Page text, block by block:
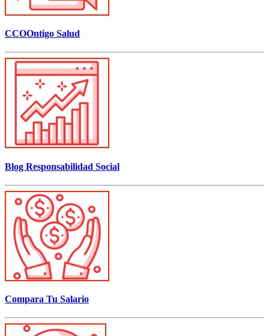
CCOOntigo Salud
Blog Responsabilidad Social
Compara Tu Salario